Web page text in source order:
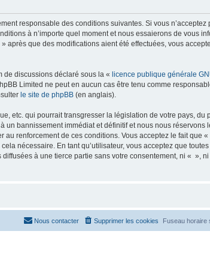
responsable des conditions suivantes. Si vous n’acceptez
à n’importe quel moment et nous essaierons de vous
que des modifications aient été effectuées, vous
de discussions déclaré sous la « licence publique générale
Limited ne peut en aucun cas être tenu comme
le site de phpBB (en anglais).
etc. qui pourrait transgresser la législation de votre pays, du
bannissement immédiat et définitif et nous nous réservons
au renforcement de ces conditions. Vous acceptez le fait que
nécessaire. En tant qu’utilisateur, vous acceptez que
à une tierce partie sans votre consentement, ni « », ni
Fuseau horaire
Supprimer les cookies
Nous contacter